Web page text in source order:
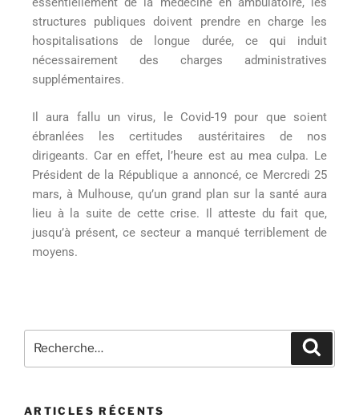
structures publiques doivent prendre en charge les
hospitalisations de longue durée, ce qui induit
nécessairement des charges administratives
supplémentaires.
Il aura fallu un virus, le Covid-19 pour que soient
ébranlées les certitudes austéritaires de nos
dirigeants. Car en effet, l’heure est au mea culpa. Le
Président de la République a annoncé, ce Mercredi 25
mars, à Mulhouse, qu’un grand plan sur la santé aura
lieu à la suite de cette crise. Il atteste du fait que,
jusqu’à présent, ce secteur a manqué terriblement de
moyens.
ARTICLES RÉCENTS